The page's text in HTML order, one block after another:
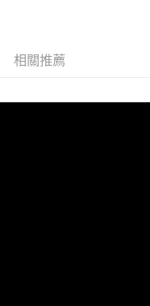
相關推薦